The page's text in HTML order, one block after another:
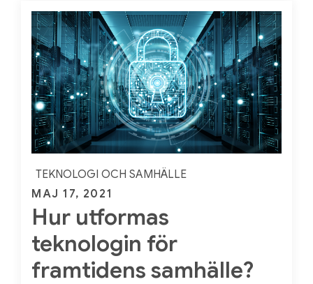
TEKNOLOGI OCH SAMHÄLLE
Posted
on
MAJ 17, 2021
Hur utformas
teknologin för
framtidens samhälle?